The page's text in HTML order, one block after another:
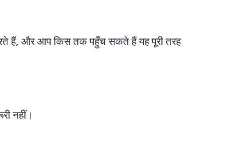
हैं, और आप किस तक पहुँच सकते हैं यह पूरी तरह
नहीं।